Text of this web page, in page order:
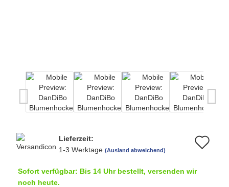
Lieferzeit:
1-3 Werktage (Ausland abweichend)
Sofort verfügbar: Bis 14 Uhr bestellt, versenden wir
noch heute.